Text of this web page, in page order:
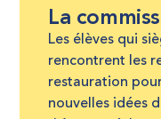
La
Les élèves qui
rencontrent les
restauration
nouvelles idées